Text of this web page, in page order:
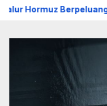
Berpeluang